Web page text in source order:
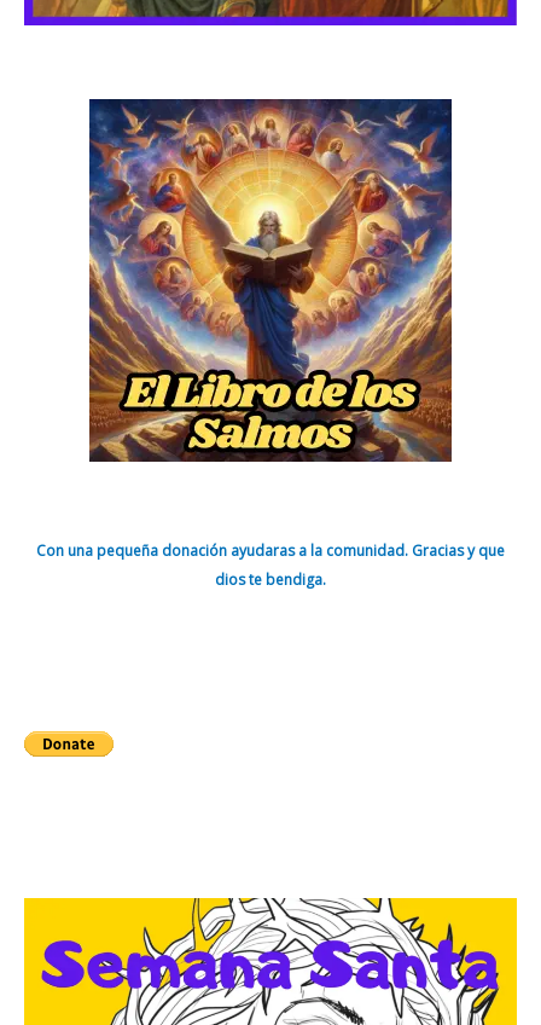
Con una pequeña donación ayudaras a la comunidad. Gracias y que
dios te bendiga.